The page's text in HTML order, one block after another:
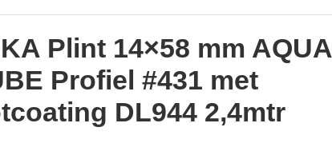
Plint 14×58 mm AQUA
Profiel #431 met
DL944 2,4mtr